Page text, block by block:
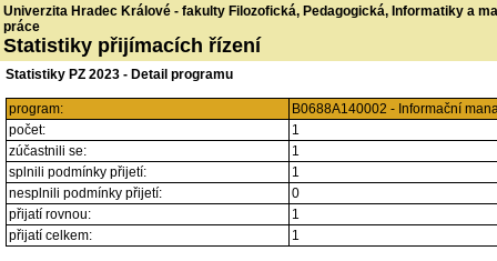
Univerzita Hradec Králové - fakulty Filozofická, Pedagogická, Informatiky a
práce
Statistiky přijímacích řízení
Statistiky PZ 2023 - Detail programu
program:
B0688A140002 - Informační
počet:
1
zúčastnili se:
1
splnili podmínky přijetí:
1
nesplnili podmínky přijetí:
0
přijatí rovnou:
1
přijatí celkem:
1